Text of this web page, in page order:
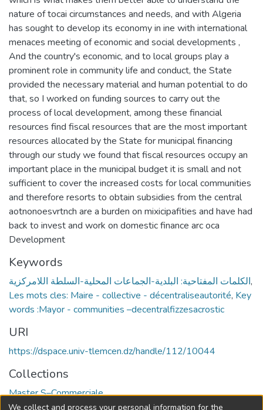
nature of tocai circumstances and needs, and with Algeria
has sought to develop its economy in ine with international
menaces meeting of economic and social developments ,
And the country's economic, and to local groups play a
prominent role in community life and conduct, the State
provided the necessary material and human potential to do
that, so I worked on funding sources to carry out the
process of local development, among these financial
resources find fiscal resources that are the most important
resources allocated by the State for municipal financing
through our study we found that fiscal resources occupy an
important place in the municipal budget it is small and not
sufficient to cover the increased costs for local communities
and therefore resorts to obtain subsidies from the central
aotnonoesvrtnch are a burden on mixicipafities and have had
back to invest and work on domestic finance arc oca
Development
Keywords
الكلمات المفتاحية: البلدية-الجماعات المحلية-السلطة اللامركزية,
Les mots cles: Maire - collective - décentraliseautorité, Key
words :Mayor - communities –decentralfizzesacrostic
URI
https://dspace.univ-tlemcen.dz/handle/112/10044
Collections
Master S–Commerciale
We collect and process your personal information for the